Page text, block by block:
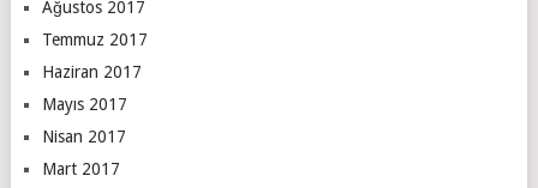
Ağustos 2017
Temmuz 2017
Haziran 2017
Mayıs 2017
Nisan 2017
Mart 2017